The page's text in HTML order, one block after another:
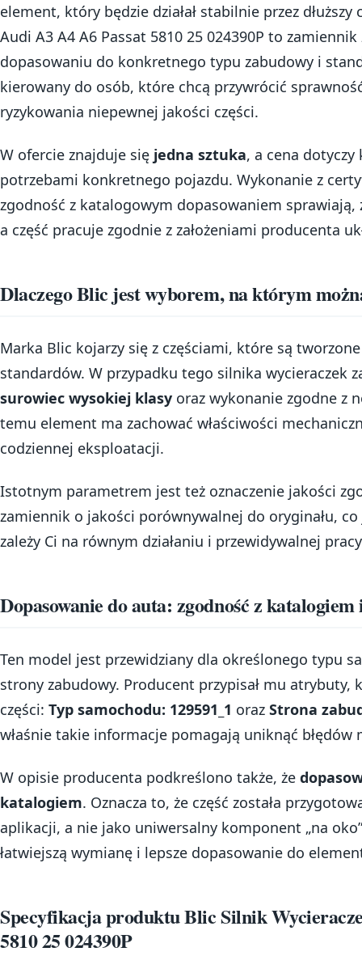
element, który będzie działał stabilnie przez dłuższy
Audi A3 A4 A6 Passat 5810 25 024390P to
dopasowaniu do konkretnego typu zabudowy i
kierowany do osób, które chcą przywrócić
ryzykowania niepewnej jakości części.
W ofercie znajduje się jedna sztuka, a cena
potrzebami konkretnego pojazdu. Wykonanie z
zgodność z katalogowym dopasowaniem
a część pracuje zgodnie z założeniami producenta
Dlaczego Blic jest wyborem, na którym
Marka Blic kojarzy się z częściami, które są
standardów. W przypadku tego silnika wycieraczek
surowiec wysokiej klasy oraz wykonanie zgodne z
temu element ma zachować właściwości
codziennej eksploatacji.
Istotnym parametrem jest też oznaczenie jakości
zamiennik o jakości porównywalnej do oryginału,
zależy Ci na równym działaniu i przewidywalnej
Dopasowanie do auta: zgodność z
Ten model jest przewidziany dla określonego typu
strony zabudowy. Producent przypisał mu atrybuty,
części: Typ samochodu: 129591_1 oraz Strona
właśnie takie informacje pomagają uniknąć błędów
W opisie producenta podkreślono także, że
katalogiem. Oznacza to, że część została
aplikacji, a nie jako uniwersalny komponent „na
łatwiejszą wymianę i lepsze dopasowanie do
Specyfikacja produktu Blic Silnik
5810 25 024390P